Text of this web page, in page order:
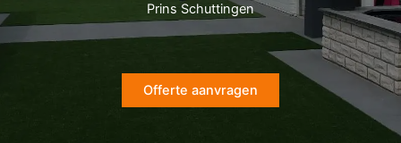
Prins Schuttingen
Offerte aanvragen